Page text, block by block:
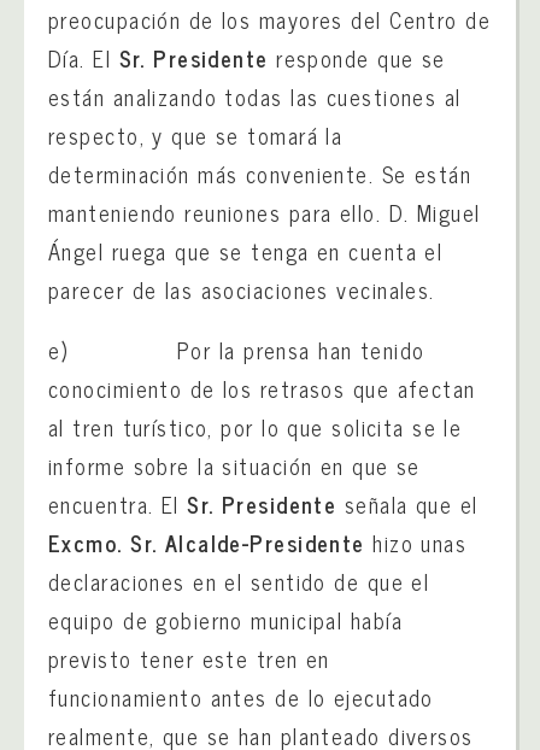
preocupación de los mayores del Centro de
Día. El Sr. Presidente responde que se
están analizando todas las cuestiones al
respecto, y que se tomará la
determinación más conveniente. Se están
manteniendo reuniones para ello. D. Miguel
Ángel ruega que se tenga en cuenta el
parecer de las asociaciones vecinales.
e) Por la prensa han tenido
conocimiento de los retrasos que afectan
al tren turístico, por lo que solicita se le
informe sobre la situación en que se
encuentra. ElSr. Presidente señala que el
Excmo. Sr. Alcalde-Presidente hizo unas
declaraciones en el sentido de que el
equipo de gobierno municipal había
previsto tener este tren en
funcionamiento antes de lo ejecutado
realmente, que se han planteado diversos